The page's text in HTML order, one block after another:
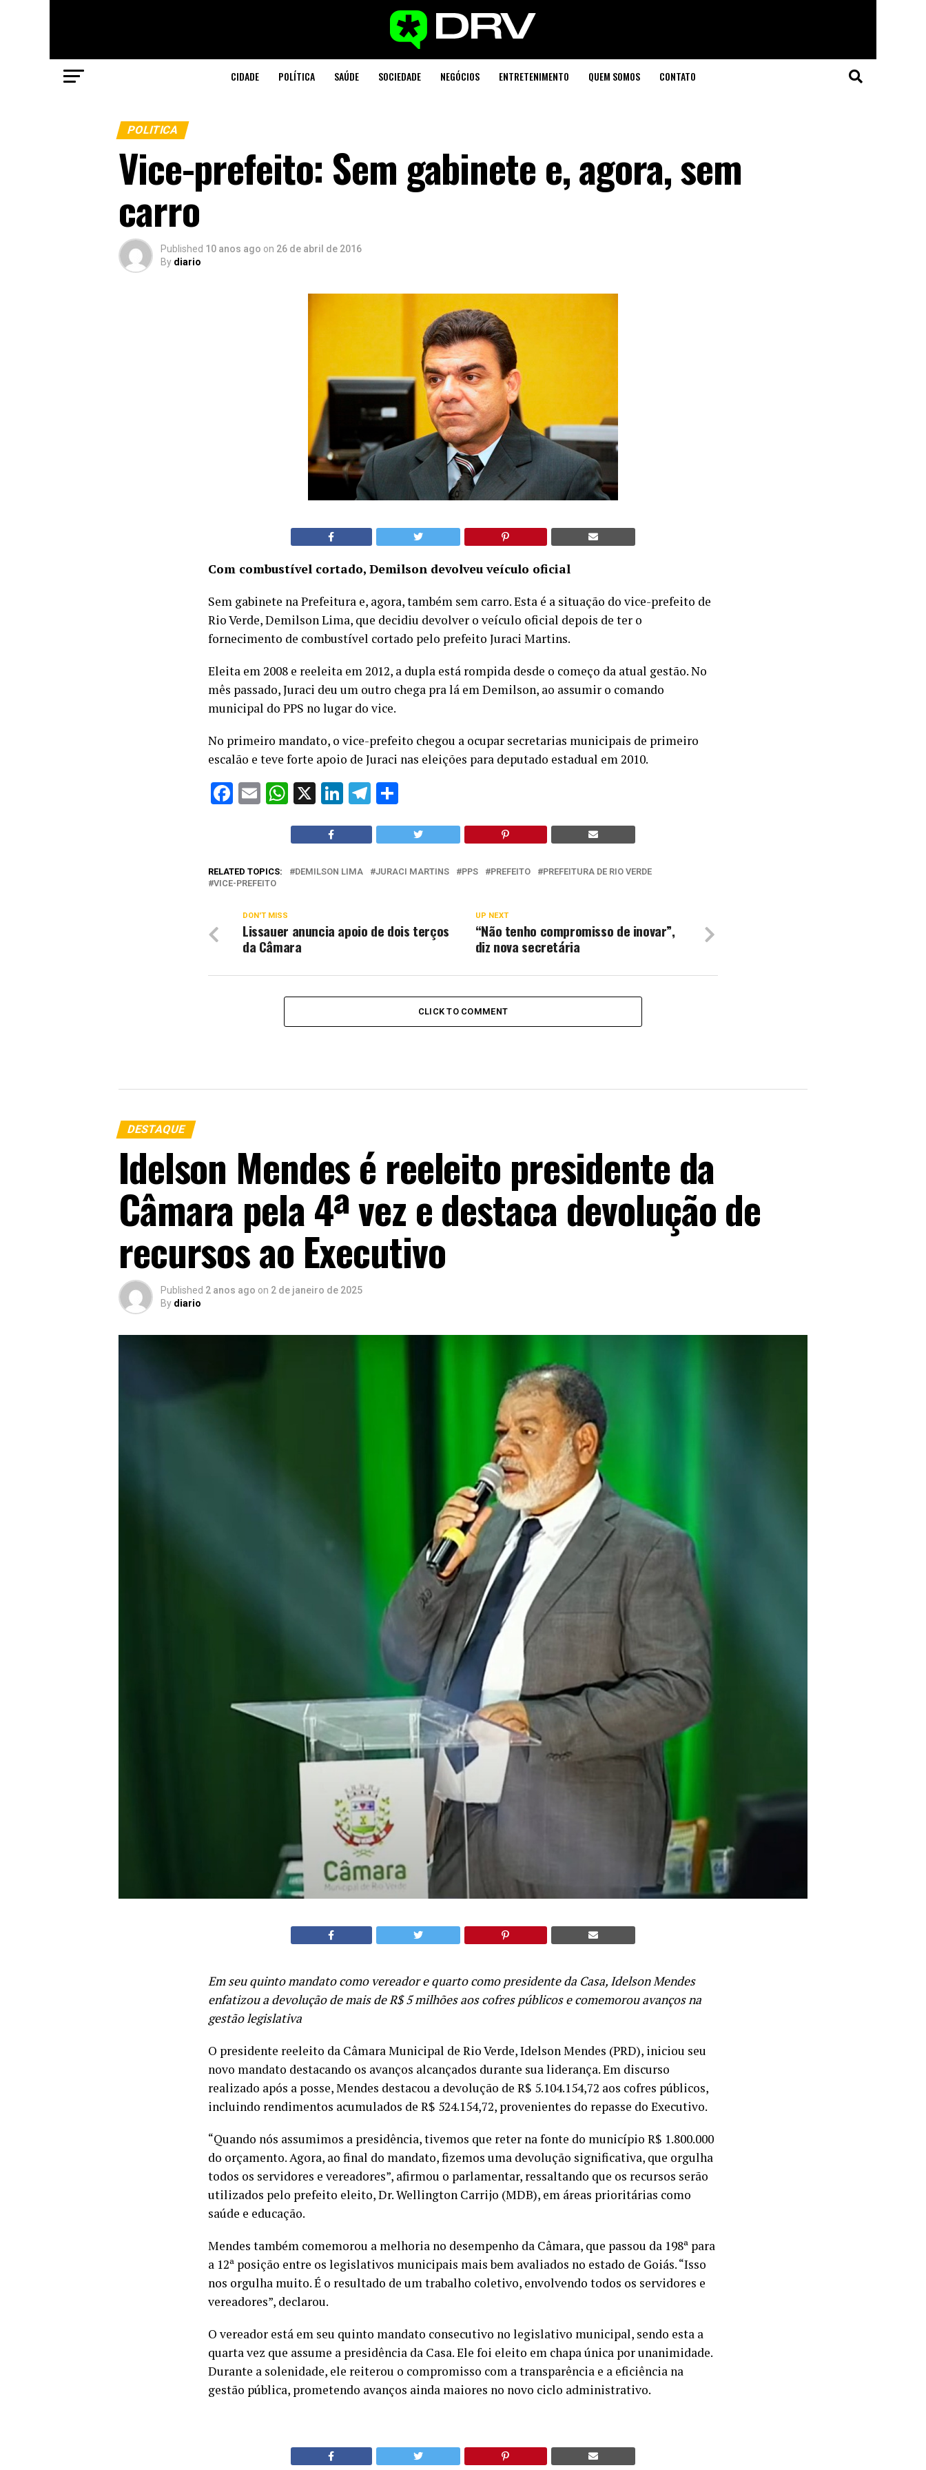
CIDADE POLÍTICA SAÚDE SOCIEDADE NEGÓCIOS ENTRETENIMENTO QUEM SOMOS CONTATO
POLITICA
Vice-prefeito: Sem gabinete e, agora, sem
carro
Published 10 anos ago on 26 de abril de 2016
By diario
Com combustível cortado, Demilson devolveu veículo oficial
Sem gabinete na Prefeitura e, agora, também sem carro. Esta é a situação do vice-prefeito de
Rio Verde, Demilson Lima, que decidiu devolver o veículo oficial depois de ter o
fornecimento de combustível cortado pelo prefeito Juraci Martins.
Eleita em 2008 e reeleita em 2012, a dupla está rompida desde o começo da atual gestão. No
mês passado, Juraci deu um outro chega pra lá em Demilson, ao assumir o comando
municipal do PPS no lugar do vice.
No primeiro mandato, o vice-prefeito chegou a ocupar secretarias municipais de primeiro
escalão e teve forte apoio de Juraci nas eleições para deputado estadual em 2010.
Facebook
EmailWhatsApp
X LinkedIn
Telegram
RELATED TOPICS: DEMILSON LIMA JURACI MARTINS PPS PREFEITO
PREFEITURA DE RIO VERDE
VICE-PREFEITO
UP NEXT
“Não tenho compromisso de inovar”,
diz nova secretária
DON'T MISS
Lissauer anuncia apoio de dois terços
da Câmara
CLICK TO COMMENT
DESTAQUE
Idelson Mendes é reeleito presidente da
Câmara pela 4ª vez e destaca devolução de
recursos ao Executivo
Published 2 anos ago on 2 de janeiro de 2025
By diario
Em seu quinto mandato como vereador e quarto como presidente da Casa, Idelson Mendes
enfatizou a devolução de mais de R$ 5 milhões aos cofres públicos e comemorou avanços na
gestão legislativa
O presidente reeleito da Câmara Municipal de Rio Verde, Idelson Mendes (PRD), iniciou seu
novo mandato destacando os avanços alcançados durante sua liderança. Em discurso
realizado após a posse, Mendes destacou a devolução de R$ 5.104.154,72 aos cofres públicos,
incluindo rendimentos acumulados de R$ 524.154,72, provenientes do repasse do Executivo.
“Quando nós assumimos a presidência, tivemos que reter na fonte do município R$ 1.800.000
do orçamento. Agora, ao final do mandato, fizemos uma devolução significativa, que orgulha
todos os servidores e vereadores”, afirmou o parlamentar, ressaltando que os recursos serão
utilizados pelo prefeito eleito, Dr. Wellington Carrijo (MDB), em áreas prioritárias como
saúde e educação.
Mendes também comemorou a melhoria no desempenho da Câmara, que passou da 198ª para
a 12ª posição entre os legislativos municipais mais bem avaliados no estado de Goiás. “Isso
nos orgulha muito. É o resultado de um trabalho coletivo, envolvendo todos os servidores e
vereadores”, declarou.
O vereador está em seu quinto mandato consecutivo no legislativo municipal, sendo esta a
quarta vez que assume a presidência da Casa. Ele foi eleito em chapa única por unanimidade.
Durante a solenidade, ele reiterou o compromisso com a transparência e a eficiência na
gestão pública, prometendo avanços ainda maiores no novo ciclo administrativo.